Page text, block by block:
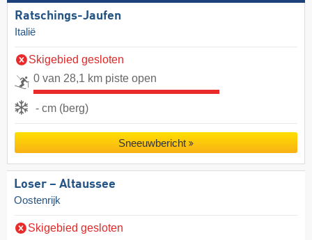
Ratschings-Jaufen
Italië
Skigebied gesloten
0 van 28,1 km piste open
- cm (berg)
Sneeuwbericht
Loser – Altaussee
Oostenrijk
Skigebied gesloten